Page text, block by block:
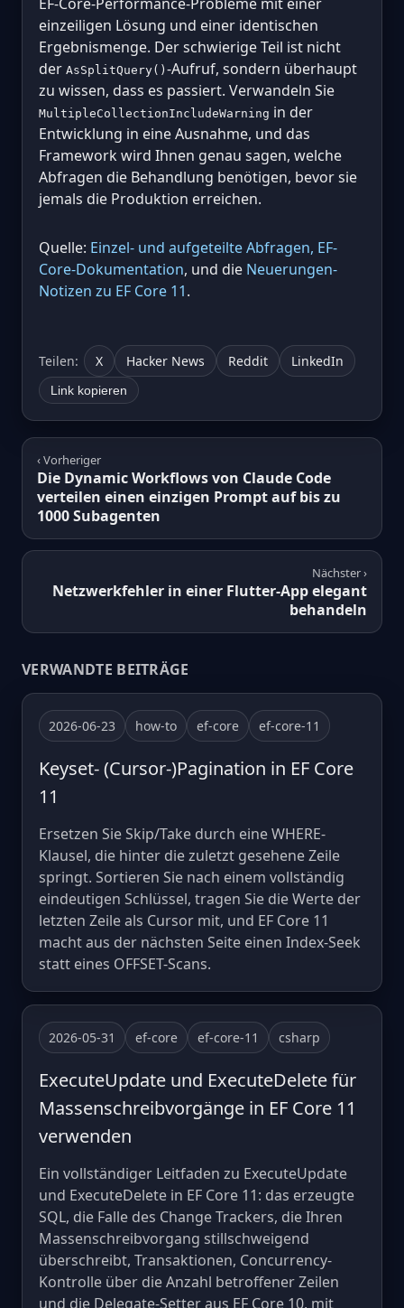
einzeiligen Lösung und einer identischen
Ergebnismenge. Der schwierige Teil ist nicht
der AsSplitQuery() -Aufruf, sondern überhaupt
zu wissen, dass es passiert. Verwandeln Sie
MultipleCollectionIncludeWarning in der
Entwicklung in eine Ausnahme, und das
Framework wird Ihnen genau sagen, welche
Abfragen die Behandlung benötigen, bevor sie
jemals die Produktion erreichen.
Quelle: Einzel- und aufgeteilte Abfragen, EF-
Core-Dokumentation, und die Neuerungen-
Notizen zu EF Core 11.
Teilen: X Hacker News Reddit LinkedIn
Link kopieren
‹ Vorheriger
Die Dynamic Workflows von Claude Code
verteilen einen einzigen Prompt auf bis zu
1000 Subagenten
Nächster ›
Netzwerkfehler in einer Flutter-App elegant
behandeln
VERWANDTE BEITRÄGE
2026-06-23 how-to ef-core ef-core-11
Keyset- (Cursor-)Pagination in EF Core
11
Ersetzen Sie Skip/Take durch eine WHERE-
Klausel, die hinter die zuletzt gesehene Zeile
springt. Sortieren Sie nach einem vollständig
eindeutigen Schlüssel, tragen Sie die Werte der
letzten Zeile als Cursor mit, und EF Core 11
macht aus der nächsten Seite einen Index-Seek
statt eines OFFSET-Scans.
2026-05-31 ef-core ef-core-11 csharp
ExecuteUpdate und ExecuteDelete für
Massenschreibvorgänge in EF Core 11
verwenden
Ein vollständiger Leitfaden zu ExecuteUpdate
und ExecuteDelete in EF Core 11: das erzeugte
SQL, die Falle des Change Trackers, die Ihren
Massenschreibvorgang stillschweigend
überschreibt, Transaktionen, Concurrency-
Kontrolle über die Anzahl betroffener Zeilen
und die Delegate-Setter aus EF Core 10, mit